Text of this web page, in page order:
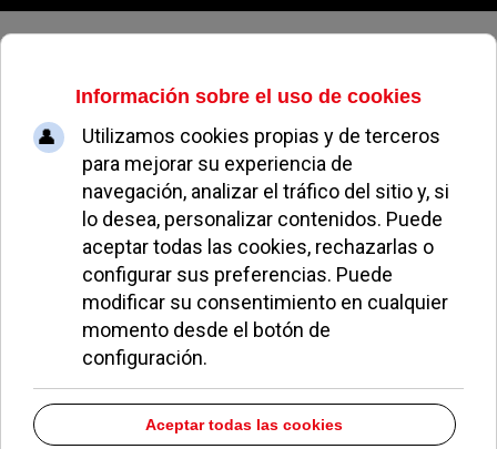
Domingo, 09 de agosto de 2026
Antonio González
Terol
No hay elementos que hayan sido etiquetados con esto
EN PORTADA